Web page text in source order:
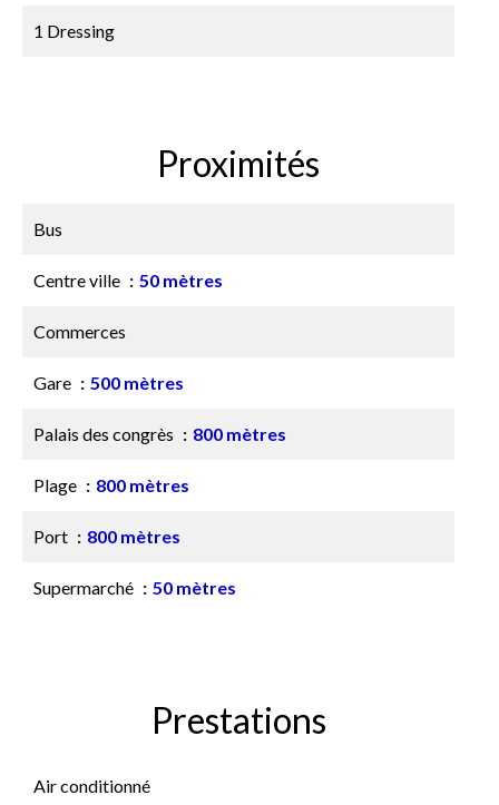
1 Dressing
Proximités
Bus
Centre ville 50 mètres
Commerces
Gare 500 mètres
Palais des congrès 800 mètres
Plage 800 mètres
Port 800 mètres
Supermarché 50 mètres
Prestations
Air conditionné